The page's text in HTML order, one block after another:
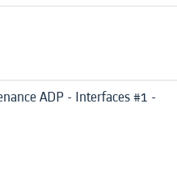
ADP - Interfaces #1 -